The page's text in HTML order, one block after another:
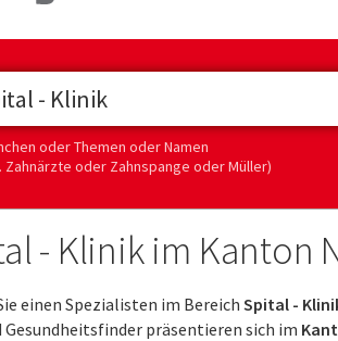
oder Themen oder Namen
Zahnärzte oder Zahnspange oder Müller)
- Klinik im Kanton
einen Spezialisten im Bereich Spital -
Gesundheitsfinder präsentieren sich im